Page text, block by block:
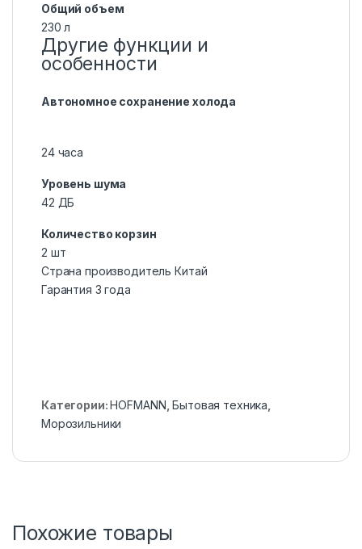
Общий объем
230 л
Другие функции и
особенности
Автономное сохранение холода
24 часа
Уровень шума
42 ДБ
Количество корзин
2 шт
Страна производитель Китай
Гарантия 3 года
Категории:HOFMANN ,Бытовая техника
Морозильники
Похожие товары